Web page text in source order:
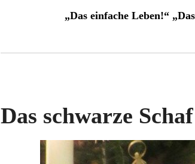
„Das einfache Leben!“
Das schwarze